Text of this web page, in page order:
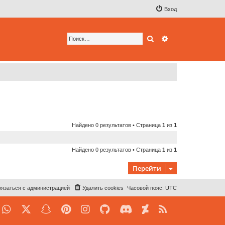
Вход
Поиск
Найдено 0 результатов • Страница 1 из 1
Найдено 0 результатов • Страница 1 из 1
Перейти
Часовой пояс: UTC
Удалить cookies
с администрацией